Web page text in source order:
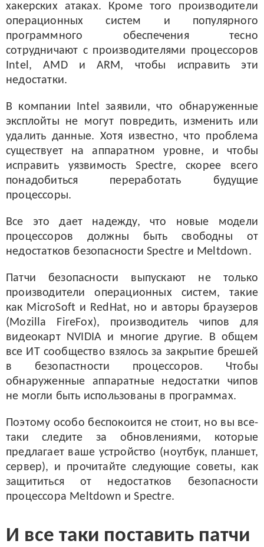
хакерских атаках. Кроме того производители
операционных систем и популярного
программного обеспечения тесно
сотрудничают с производителями процессоров
Intel, AMD и ARM, чтобы исправить эти
недостатки.
В компании Intel заявили, что обнаруженные
эксплойты не могут повредить, изменить или
удалить данные. Хотя известно, что проблема
существует на аппаратном уровне, и чтобы
исправить уязвимость Spectre, скорее всего
понадобиться переработать будущие
процессоры.
Все это дает надежду, что новые модели
процессоров должны быть свободны от
недостатков безопасности Spectre и Meltdown.
Патчи безопасности выпускают не только
производители операционных систем, такие
как MicroSoft и RedHat, но и авторы браузеров
(Mozilla FireFox), производитель чипов для
видеокарт NVIDIA и многие другие. В общем
все ИТ сообщество взялось за закрытие брешей
в безопастности процессоров. Чтобы
обнаруженные аппаратные недостатки чипов
не могли быть использованы в программах.
Поэтому особо беспокоится не стоит, но вы все-
таки следите за обновлениями, которые
предлагает ваше устройство (ноутбук, планшет,
сервер), и прочитайте следующие советы, как
защититься от недостатков безопасности
процессора Meltdown и Spectre.
И все таки поставить патчи